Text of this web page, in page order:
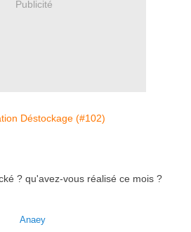
Publicité
? qu'avez-vous réalisé ce mois ?
Anaey